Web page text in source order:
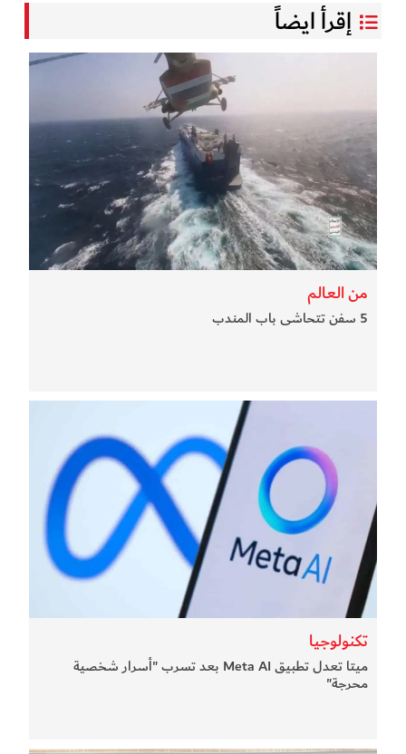
إقرأ ايضاً
من العالم
5 سفن تتحاشى باب المندب
تكنولوجيا
ميتا تعدل تطبيق Meta AI بعد تسرب "أسرار شخصية
محرجة"